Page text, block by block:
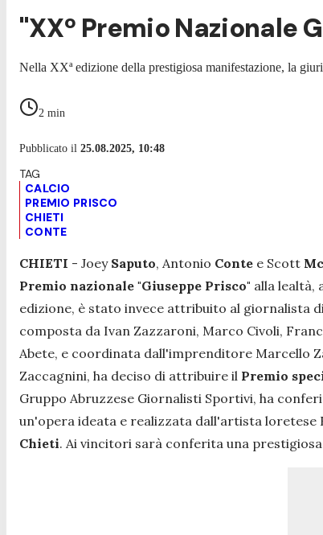
"XXº Premio Nazionale
Nella XXª edizione della prestigiosa manifestazione, la
2 min
Pubblicato il 25.08.2025, 10:48
CALCIO
PREMIO PRISCO
CHIETI
CONTE
CHIETI - Joey Saputo, Antonio Conte e Scott
Premio nazionale "Giuseppe Prisco" alla lealtà,
edizione, è stato invece attribuito al giornalista
composta da Ivan Zazzaroni, Marco Civoli,
Abete, e coordinata dall'imprenditore Marcello
Zaccagnini, ha deciso di attribuire il Premio
Gruppo Abruzzese Giornalisti Sportivi, ha
un'opera ideata e realizzata dall'artista loretese
Chieti. Ai vincitori sarà conferita una